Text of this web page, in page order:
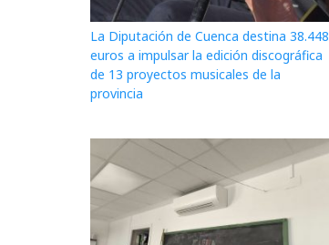
La Diputación de Cuenca destina 38.448
euros a impulsar la edición discográfica
de 13 proyectos musicales de la
provincia